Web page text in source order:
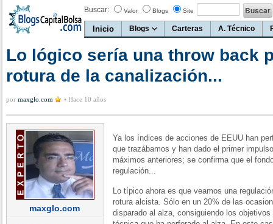
Buscar: Valor Blogs Site
Inicio Blogs Carteras A. Técnico
Lo lógico sería una throw back
rotura de la canalización...
por maxglo.com • Hace 10 años
maxglo.com
Ya los índices de acciones de EEUU han
que trazábamos y han dado el primer
máximos anteriores; se confirma que el
regulación...
Lo típico ahora es que veamos una
rotura alcista. Sólo en un 20% de las
disparado al alza, consiguiendo los